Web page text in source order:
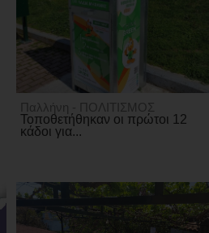
Παλλήνη - ΠΟΛΙΤΙΣΜΟΣ
Τοποθετήθηκαν οι πρώτοι 12
κάδοι για...